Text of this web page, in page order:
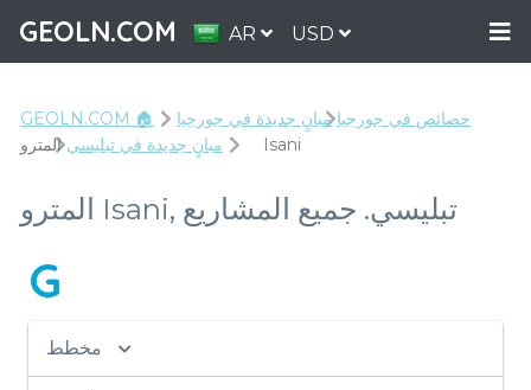
GEOLN.COM AR USD
GEOLN.COM 🏠 خصائص في جورجيا مبانٍ جديدة في جورجيا
مبانٍ جديدة في تبليسي
المترو Isani
المترو Isani, تبليسي. جميع المشاريع
G
مخطط